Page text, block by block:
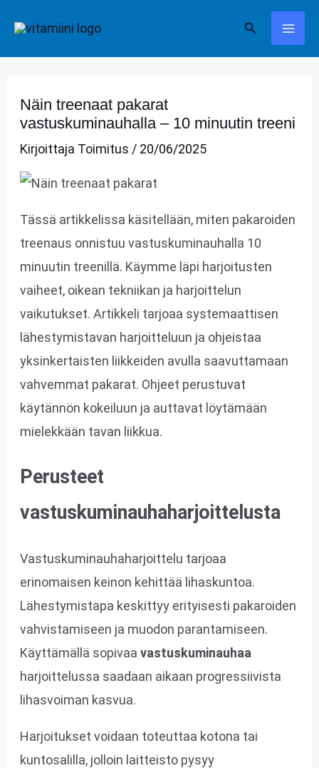
sisältöön
Hae
Näin treenaat pakarat
vastuskuminauhalla – 10 minuutin treeni
Kirjoittaja Toimitus / 20/06/2025
Tässä artikkelissa käsitellään, miten pakaroiden
treenaus onnistuu vastuskuminauhalla 10
minuutin treenillä. Käymme läpi harjoitusten
vaiheet, oikean tekniikan ja harjoittelun
vaikutukset. Artikkeli tarjoaa systemaattisen
lähestymistavan harjoitteluun ja ohjeistaa
yksinkertaisten liikkeiden avulla saavuttamaan
vahvemmat pakarat. Ohjeet perustuvat
käytännön kokeiluun ja auttavat löytämään
mielekkään tavan liikkua.
Perusteet
vastuskuminauhaharjoittelusta
Vastuskuminauhaharjoittelu tarjoaa
erinomaisen keinon kehittää lihaskuntoa.
Lähestymistapa keskittyy erityisesti pakaroiden
vahvistamiseen ja muodon parantamiseen.
Käyttämällä sopivaa vastuskuminauhaa
harjoittelussa saadaan aikaan progressiivista
lihasvoiman kasvua.
Harjoitukset voidaan toteuttaa kotona tai
kuntosalilla, jolloin laitteisto pysyy